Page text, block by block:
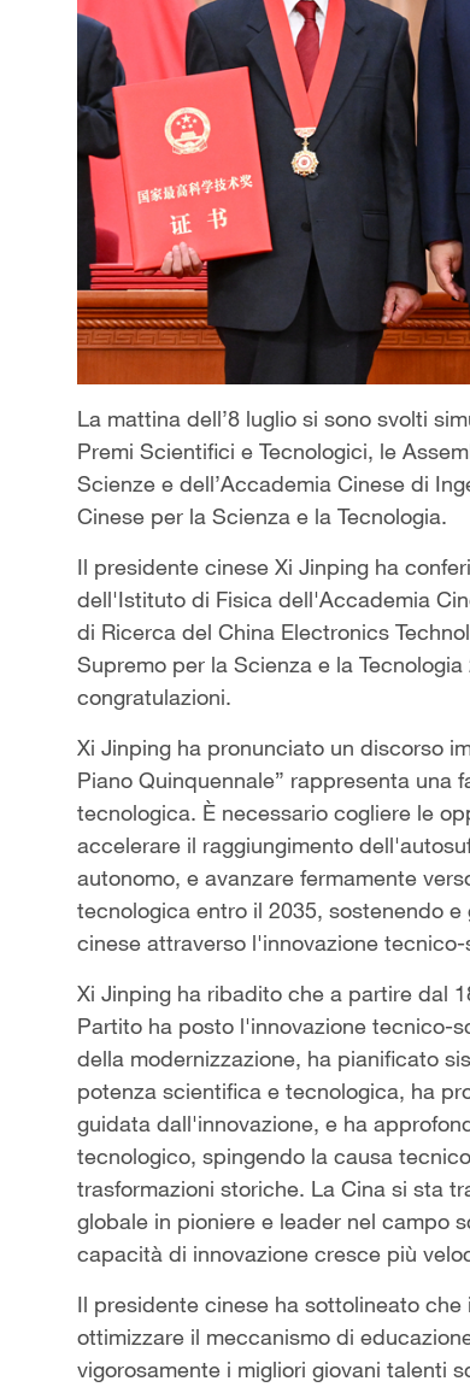
La mattina dell’8 luglio si sono svolti
Premi Scientifici e Tecnologici, le
Scienze e dell’Accademia Cinese di
Cinese per la Scienza e la Tecnologia.
Il presidente cinese Xi Jinping ha
dell'Istituto di Fisica dell'Accademia
di Ricerca del China Electronics
Supremo per la Scienza e la
congratulazioni.
Xi Jinping ha pronunciato un discorso
Piano Quinquennale” rappresenta
tecnologica. È necessario cogliere le
accelerare il raggiungimento
autonomo, e avanzare fermamente
tecnologica entro il 2035, sostenendo
cinese attraverso l'innovazione
Xi Jinping ha ribadito che a partire dal
Partito ha posto l'innovazione tecnico-
della modernizzazione, ha pianificato
potenza scientifica e tecnologica, ha
guidata dall'innovazione, e ha
tecnologico, spingendo la causa
trasformazioni storiche. La Cina si sta
globale in pioniere e leader nel campo
capacità di innovazione cresce più
Il presidente cinese ha sottolineato
ottimizzare il meccanismo di
vigorosamente i migliori giovani talenti